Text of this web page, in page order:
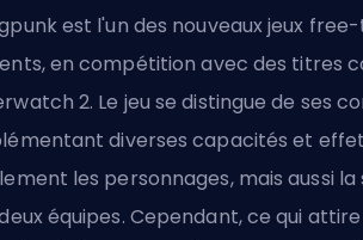
est l'un des nouveaux jeux
en compétition avec des titres
2. Le jeu se distingue de ses
diverses capacités et
les personnages, mais aussi
équipes. Cependant, ce qui